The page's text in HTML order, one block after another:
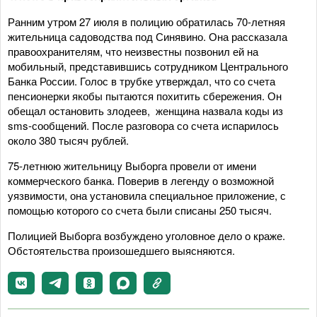
Ранним утром 27 июля в полицию обратилась 70-летняя
жительница садоводства под Синявино. Она рассказала
правоохранителям, что неизвестны позвонил ей на
мобильный, представившись сотрудником Центрального
Банка России. Голос в трубке утверждал, что со счета
пенсионерки якобы пытаются похитить сбережения. Он
обещал остановить злодеев, женщина назвала коды из
sms-сообщений. После разговора со счета испарилось
около 380 тысяч рублей.
75-летнюю жительницу Выборга провели от имени
коммерческого банка. Поверив в легенду о возможной
уязвимости, она установила специальное приложение, с
помощью которого со счета были списаны 250 тысяч.
Полицией Выборга возбуждено уголовное дело о краже.
Обстоятельства произошедшего выясняются.